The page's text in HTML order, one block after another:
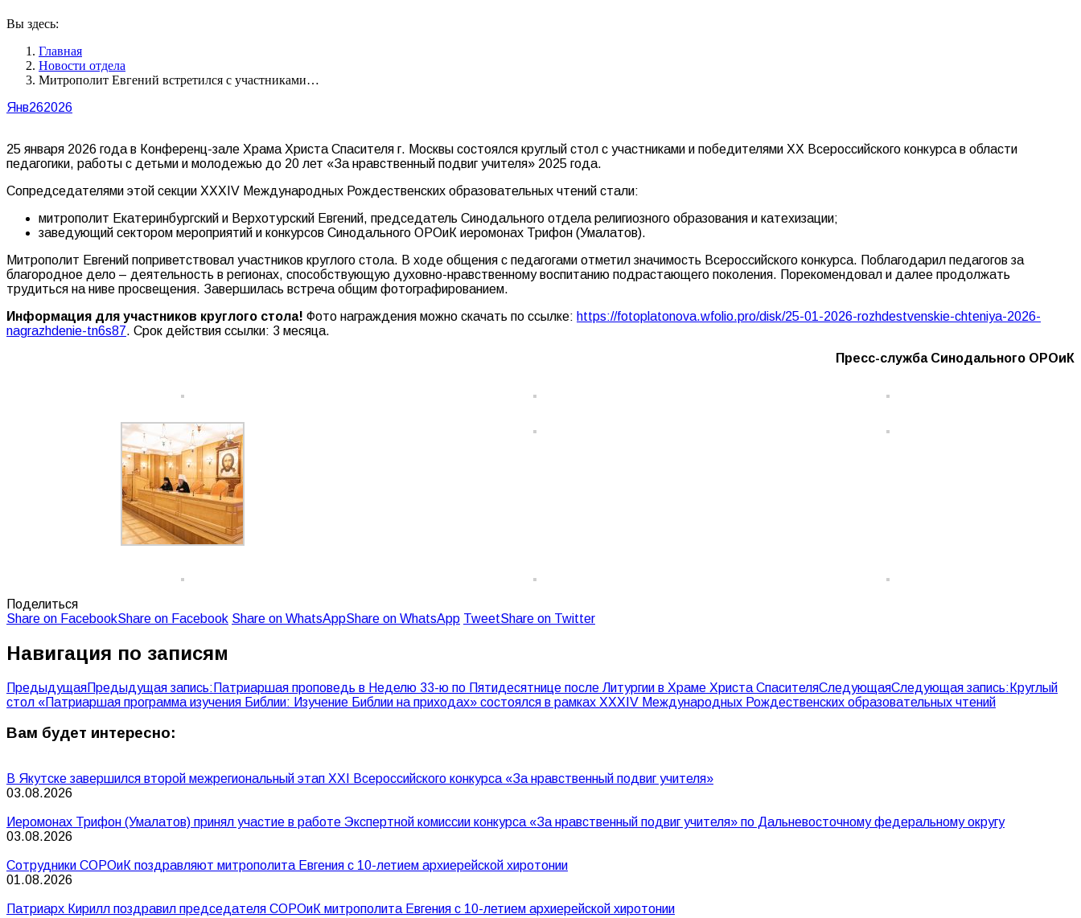
Вы здесь:
Главная
Новости отдела
Митрополит Евгений встретился с участниками…
Янв262026
25 января 2026 года в Конференц-зале Храма Христа Спасителя г. Москвы состоялся круглый стол с участниками и победителями XX Всероссийского конкурса в области
педагогики, работы с детьми и молодежью до 20 лет «За нравственный подвиг учителя» 2025 года.
Сопредседателями этой секции XXXIV Международных Рождественских образовательных чтений стали:
митрополит Екатеринбургский и Верхотурский Евгений, председатель Синодального отдела религиозного образования и катехизации;
заведующий сектором мероприятий и конкурсов Синодального ОРОиК иеромонах Трифон (Умалатов).
Митрополит Евгений поприветствовал участников круглого стола. В ходе общения с педагогами отметил значимость Всероссийского конкурса. Поблагодарил педагогов за
благородное дело – деятельность в регионах, способствующую духовно-нравственному воспитанию подрастающего поколения. Порекомендовал и далее продолжать
трудиться на ниве просвещения. Завершилась встреча общим фотографированием.
Информация для участников круглого стола! Фото награждения можно скачать по ссылке: https://fotoplatonova.wfolio.pro/disk/25-01-2026-rozhdestvenskie-chteniya-2026-
nagrazhdenie-tn6s87. Срок действия ссылки: 3 месяца.
Пресс-служба Синодального ОРОиК
Поделиться
Share on FacebookShare on Facebook Share on WhatsAppShare on WhatsApp TweetShare on Twitter
Навигация по записям
ПредыдущаяПредыдущая запись: Патриаршая проповедь в Неделю 33-ю по Пятидесятнице после Литургии в Храме Христа СпасителяСледующаяСледующая запись: Круглый
стол «Патриаршая программа изучения Библии: Изучение Библии на приходах» состоялся в рамках XXXIV Международных Рождественских образовательных чтений
Вам будет интересно:
В Якутске завершился второй межрегиональный этап XXI Всероссийского конкурса «За нравственный подвиг учителя»
03.08.2026
Иеромонах Трифон (Умалатов) принял участие в работе Экспертной комиссии конкурса «За нравственный подвиг учителя» по Дальневосточному федеральному округу
03.08.2026
Сотрудники СОРОиК поздравляют митрополита Евгения с 10-летием архиерейской хиротонии
01.08.2026
Патриарх Кирилл поздравил председателя СОРОиК митрополита Евгения с 10-летием архиерейской хиротонии